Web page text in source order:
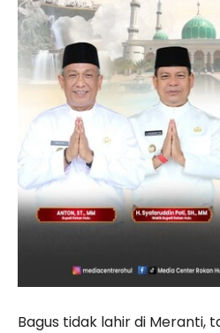
Bagus tidak lahir di Meranti,